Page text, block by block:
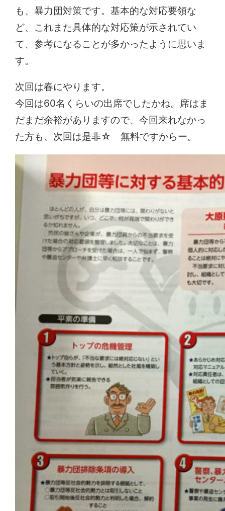
も、暴力団対策です。基本的な対応要領な
ど、これまた具体的な対応策が示されてい
て、参考になることが多かったように思いま
す。
次回は春にやります。
今回は60名くらいの出席でしたかね。席はま
だまだ余裕がありますので、今回来れなかっ
た方も、次回は是非☆ 無料ですからー。